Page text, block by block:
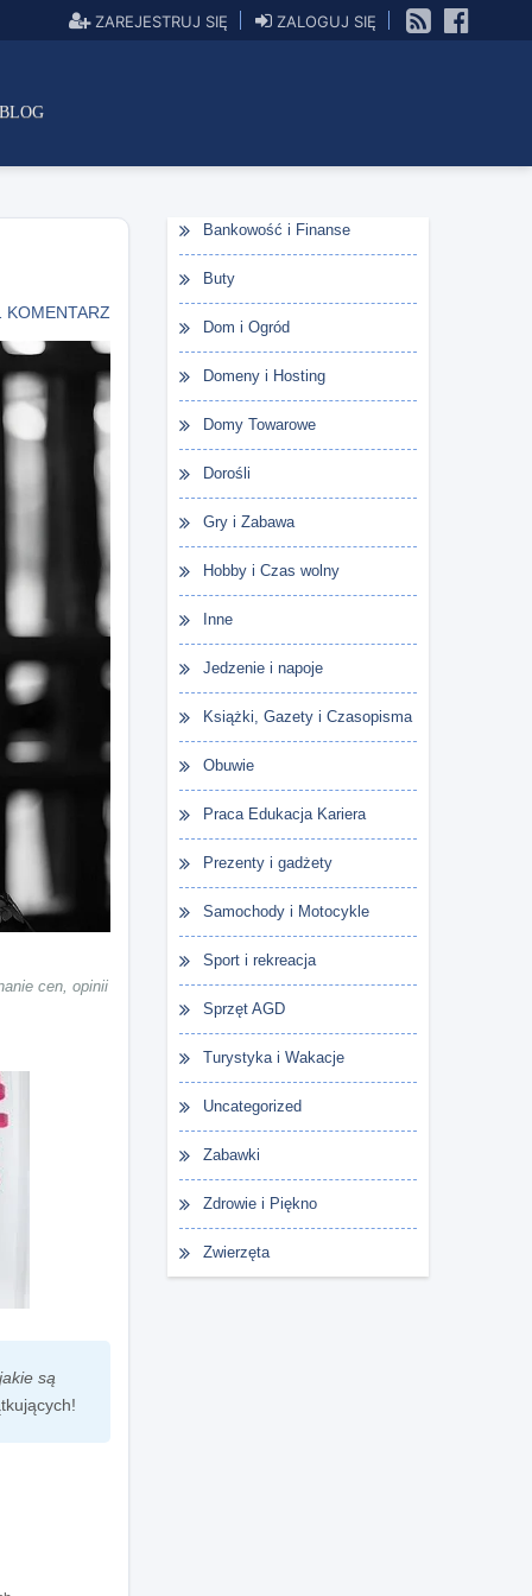
ZAREJESTRUJ SIĘ
ZALOGUJ SIĘ
BLOG
KOMENTARZ
cen, opinii
są
Bankowość i Finanse
Buty
Dom i Ogród
Domeny i Hosting
Domy Towarowe
Dorośli
Gry i Zabawa
Hobby i Czas wolny
Inne
Jedzenie i napoje
Książki, Gazety i Czasopisma
Obuwie
Praca Edukacja Kariera
Prezenty i gadżety
Samochody i Motocykle
Sport i rekreacja
Sprzęt AGD
Turystyka i Wakacje
Uncategorized
Zabawki
Zdrowie i Piękno
Zwierzęta